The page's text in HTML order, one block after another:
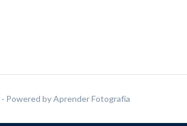
· Powered byAprender Fotografía